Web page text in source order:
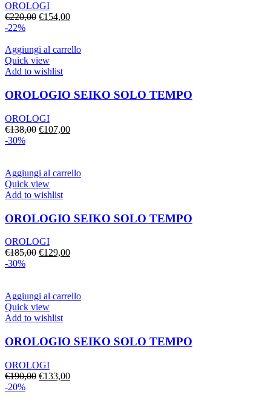
OROLOGI
€220,00 Il
era:
€220,00.
€154,00Il
è:
-22%
Aggiungi al carrello
Quick view
Add to wishlist
OROLOGIO SEIKO SOLO TEMPO
OROLOGI
€138,00 Il
€138,00.
€107,00Il
€107,00.
-30%
Aggiungi al carrello
Quick view
Add to wishlist
OROLOGIO SEIKO SOLO TEMPO
OROLOGI
€185,00 Il
€185,00.
€129,00Il
€129,00.
-30%
Aggiungi al carrello
Quick view
Add to wishlist
OROLOGIO SEIKO SOLO TEMPO
OROLOGI
€190,00 Il
€133,00Il
-20%